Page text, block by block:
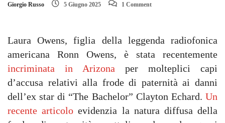
Giorgio Russo 5 Giugno 2025 1 Comment
Laura Owens, figlia della leggenda radiofonica
americana Ronn Owens, è stata recentemente
incriminata in Arizona per molteplici capi
d’accusa relativi alla frode di paternità ai danni
dell’ex star di “The Bachelor” Clayton Echard. Un
recente articolo evidenzia la natura diffusa della